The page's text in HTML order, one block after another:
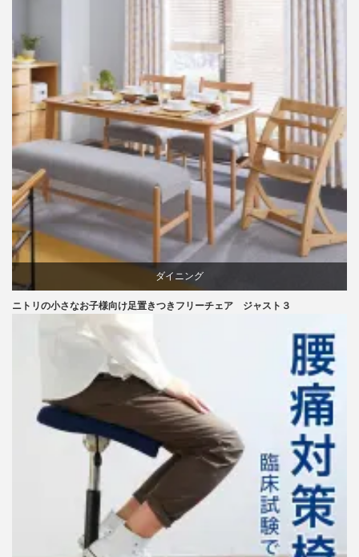
ダイニング
成形合板
椅子
ニトリの小さなお子様向け足置きつきフリーチェア ジャスト３